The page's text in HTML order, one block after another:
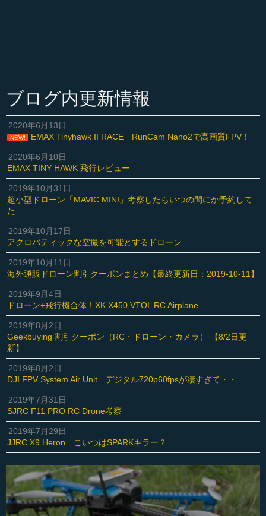
ブログ内更新情報
2020年6月13日
NEW! EMAX Tinyhawk II RACE RunCam Nano2で高画質FPV！
2020年6月10日
EMAX TINY HAWK 飛行レビュー
2019年10月31日
超小型ドローン「MAVIC MINI」考察したらいつの間にか予約して
た
2019年10月17日
アクロバティックな空撮を可能とするドローン
2019年10月11日
海外通販ドローン割引クーポンまとめ【最終更新日：2019-10-11】
2019年9月4日
ドローン+飛行機合体！XK X450 VTOL RC Airplane
2019年8月2日
Geekbuying 割引クーポン（RC・ドローン・カメラ） 【8/2日更
新】
2019年8月2日
DJI FPV System Air Unit デジタル720p60fpsが凄すぎて・・
2019年7月31日
SJRC F11 PRO RC Drone考察
2019年7月29日
JJRC X9 Heron こいつはSPARKキラー？